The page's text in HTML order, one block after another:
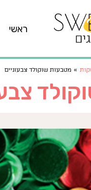
ראשי
» מטבעות שוקולד צבעוניים